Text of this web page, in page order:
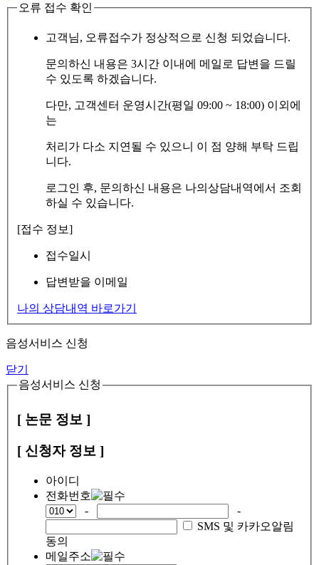
오류 접수 확인
고객님, 오류접수가 정상적으로 신청 되었습니다.
문의하신 내용은 3시간 이내에 메일로 답변을 드릴
수 있도록 하겠습니다.
다만, 고객센터 운영시간(평일 09:00 ~ 18:00) 이외에
는
처리가 다소 지연될 수 있으니 이 점 양해 부탁 드립
니다.
로그인 후, 문의하신 내용은 나의상담내역에서 조회
하실 수 있습니다.
[접수 정보]
접수일시
답변받을 이메일
나의 상담내역 바로가기
음성서비스 신청
닫기
음성서비스 신청
[ 논문 정보 ]
[ 신청자 정보 ]
아이디
전화번호
-
-
SMS 및 카카오알림
동의
메일주소